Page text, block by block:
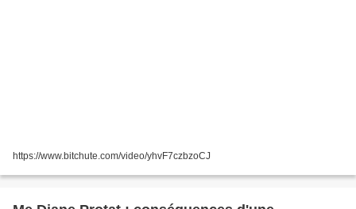
https://www.bitchute.com/video/yhvF7czbzoCJ